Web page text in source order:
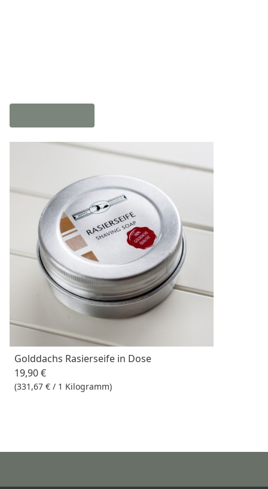
Golddachs Rasierseife in Dose
19,90 €
(331,67 € / 1 Kilogramm)